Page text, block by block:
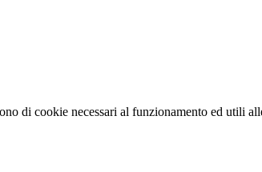
di cookie necessari al funzionamento ed utili